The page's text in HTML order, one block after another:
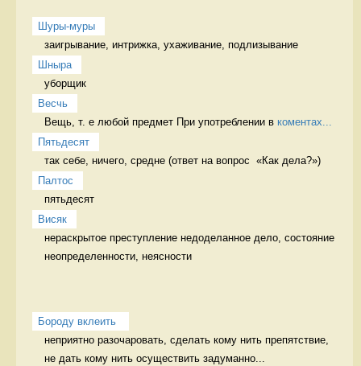
Шуры-муры
заигрывание, интрижка, ухаживание, подлизывание
Шныра
уборщик
Весчь
Вещь, т. е любой предмет При употреблении в коментах...
Пятьдесят
так себе, ничего, средне (ответ на вопрос  «Как дела?»)
Палтос
пятьдесят
Висяк
нераскрытое преступление недоделанное дело, состояние
неопределенности, неясности
Бороду вклеить
неприятно разочаровать, сделать кому нить препятствие,
не дать кому нить осуществить задуманно...